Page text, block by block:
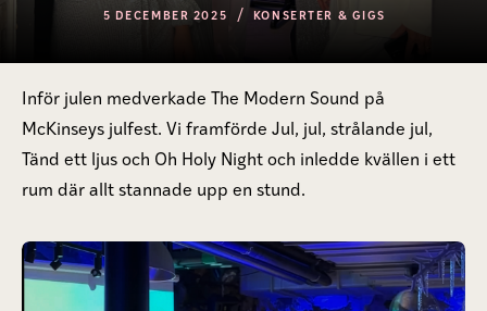
5 DECEMBER 2025 / KONSERTER & GIGS
Inför julen medverkade The Modern Sound på
McKinseys julfest. Vi framförde Jul, jul, strålande jul,
Tänd ett ljus och Oh Holy Night och inledde kvällen i ett
rum där allt stannade upp en stund.